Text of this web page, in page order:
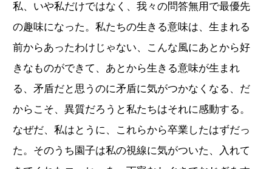
私、いや私だけではなく、我々の問答無用で最優先
の趣味になった。私たちの生きる意味は、生まれる
前からあったわけじゃない、こんな風にあとから好
きなものができて、あとから生きる意味が生まれ
る、矛盾だと思うのに矛盾に気がつかなくなる、だ
からこそ、異質だろうと私たちはそれに感動する。
なぜだ、私はとうに、これらから卒業したはずだっ
た。そのうち園子は私の視線に気がついた、入れて